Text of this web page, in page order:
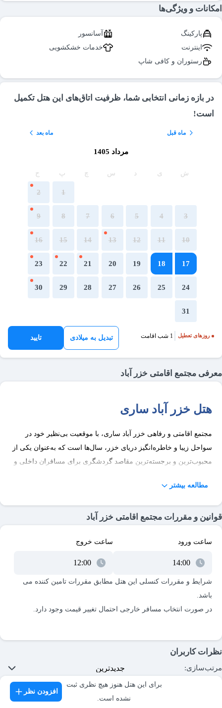
امکانات و ویژگی‌ها
پارکینگ
آسانسور
اینترنت
خدمات خشکشویی
رستوران و کافی شاپ
در بازه زمانی انتخابی شما، ظرفیت اتاق‌های این هتل تکمیل
است!
ماه بعد ماه قبل
مرداد 1405
ش ی د س چ پ ج
1
2
3
4
5
6
7
8
9
10
11
12
13
14
15
16
17
18
19
20
21
22
23
24
25
26
27
28
29
30
31
روزهای تعطیل 1 شب اقامت تبدیل به میلادی تایید
معرفی مجتمع اقامتی خزر آباد
هتل خزر آباد ساری
مجتمع اقامتی و رفاهی خزر آباد ساری، با موقعیت بی‌نظیر خود در
سواحل زیبا و خاطره‌انگیز دریای خزر، سال‌ها است که به‌عنوان یکی از
محبوب‌ترین و برجسته‌ترین مقاصد گردشگری برای مسافران داخلی و
و امکانات متنوع، تجربه‌ای خوشایند و خاطره‌ای ماندگار را برای
مجتمع، از جمله تسهیلات اقامتی، امکانات تفریحی و سایر خدمات
رزرو هتل خزر آباد ساری از طریق مِستربلیط، یکی از بهترین گزینه‌ها
برای داشتن اقامتی آسوده و بی‌دردسر محسوب می‌شود. با بازدید از
وب‌سایت مِستربلیط، این امکان را دارید تا از تخفیف‌های اختصاصی و
با انتخاب و رزرو هتل خزر آباد ساری از طریق پلتفرم مِستربلیط، امکان
بهره‌مندی از طیف گسترده‌ای از امکانات و خدمات هتل فراهم می‌شود
که اقامتی آسوده و دلپذیر را برای مهمانان تضمین می‌کند. افزون بر
این، خدمات پشتیبانی 24 ساعته مِستربلیط، شما را قادر می‌سازد تا در
مطالعه بیشتر
قوانین و مقررات مجتمع اقامتی خزر آباد
ساعت ورود ساعت خروج
شرایط و مقررات کنسلی این هتل مطابق مقررات تامین کننده می
نظرات کاربران
مرتب‌سازی:
برای این هتل هنوز هیچ نظری ثبت
نشده است.
افزودن نظر